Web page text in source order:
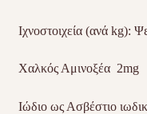
Ιχνοστοιχεία (ανά kg):
Χαλκός Αμινοξέα 2mg
Ιώδιο ως Ασβέστιο